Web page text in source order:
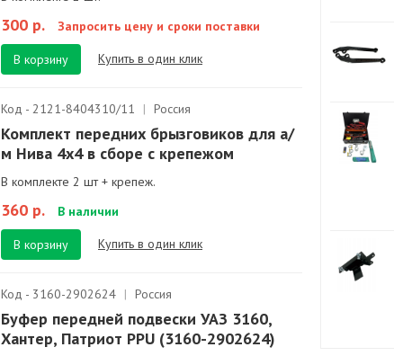
300 р. Запросить цену и сроки поставки
В корзину Купить в один клик
Код - 2121-8404310/11 | Россия
Комплект передних брызговиков для а/
м Нива 4х4 в сборе с крепежом
В комплекте 2 шт + крепеж.
360 р. В наличии
В корзину Купить в один клик
Код - 3160-2902624 | Россия
Буфер передней подвески УАЗ 3160,
Хантер, Патриот PPU (3160-2902624)